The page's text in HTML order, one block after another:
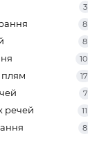
3
8
8
10
плям 17
7
речей 11
8